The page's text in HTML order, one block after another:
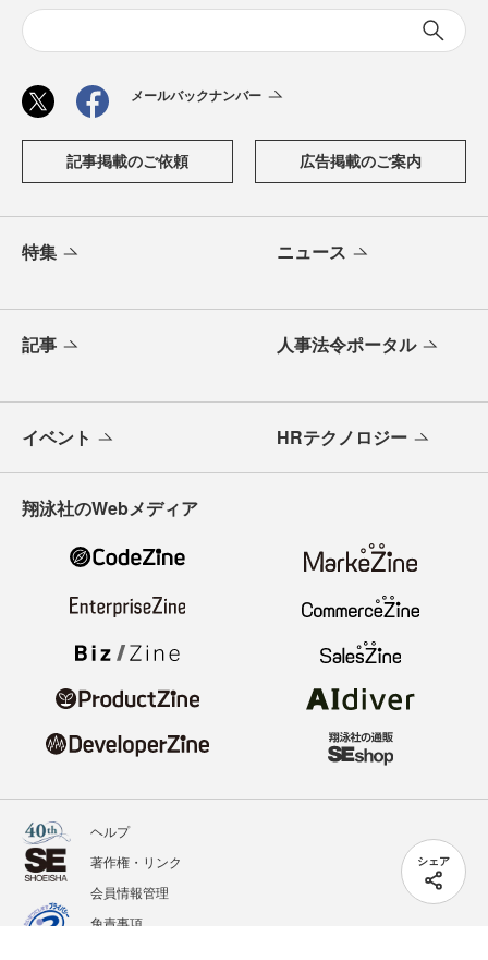
シェア
メールバックナンバー
記事掲載のご依頼 広告掲載のご案内
特集 ニュース
記事 人事法令ポータル
イベント HRテクノロジー
翔泳社のWebメディア
ヘルプ
著作権・リンク
会員情報管理
免責事項